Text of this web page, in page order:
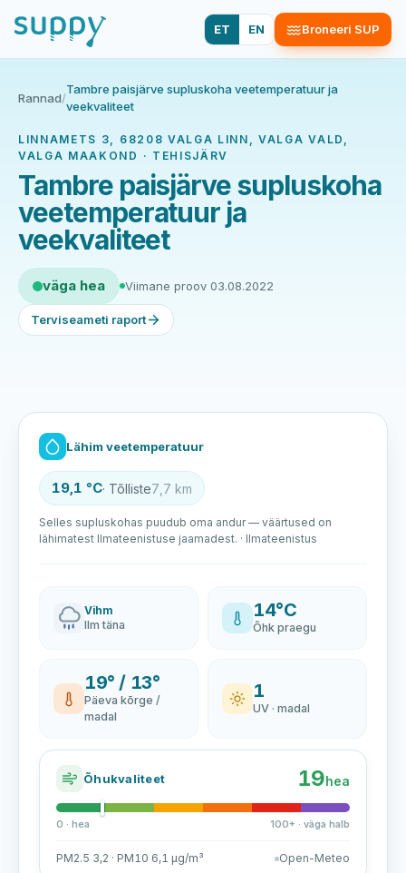
ET EN Broneeri SUP
Rannad/
Tambre paisjärve supluskoha veetemperatuur ja
veekvaliteet
LINNAMETS 3, 68208 VALGA LINN, VALGA VALD,
VALGA MAAKOND · TEHISJÄRV
Tambre paisjärve supluskoha
veetemperatuur ja
veekvaliteet
väga hea Viimane proov 03.08.2022
Terviseameti raport
Lähim veetemperatuur
19,1 °C· Tõlliste7,7 km
Selles supluskohas puudub oma andur — väärtused on
lähimatest Ilmateenistuse jaamadest. · Ilmateenistus
Vihm
Ilm täna
14°C
Õhk praegu
19° / 13°
Päeva kõrge /
madal
1
UV · madal
Õhukvaliteet 19hea
0 · hea 100+ · väga halb
PM2.5 3,2 · PM10 6,1 µg/m³ Open-Meteo